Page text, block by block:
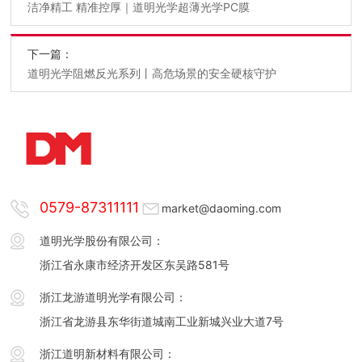
洁净精工 精准控厚｜道明光学超薄光学PC膜
下一篇：
道明光学阻燃反光系列丨高危场景的安全硬核守护
0579-87311111 market@daoming.com
道明光学股份有限公司：
浙江省永康市经济开发区东吴路581号
浙江龙游道明光学有限公司：
浙江省龙游县东华街道城南工业新城兴业大道7号
浙江道明新材料有限公司：